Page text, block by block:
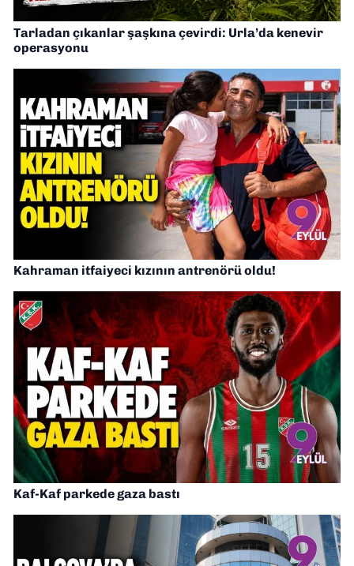
Tarladan çıkanlar şaşkına çevirdi: Urla’da kenevir
operasyonu
Kahraman itfaiyeci kızının antrenörü oldu!
Kaf-Kaf parkede gaza bastı